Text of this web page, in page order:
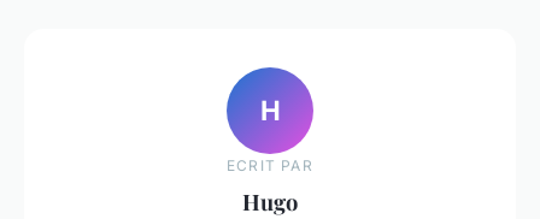
H
ECRIT PAR
Hugo